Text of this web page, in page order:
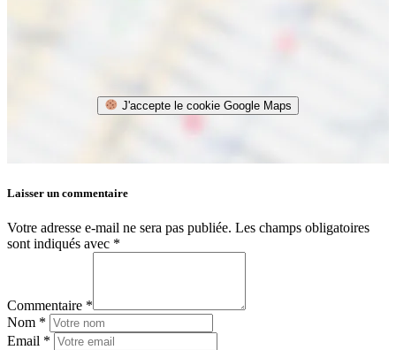
J'accepte le cookie Google Maps
Laisser un commentaire
Votre adresse e-mail ne sera pas publiée. Les champs obligatoires
sont indiqués avec *
Commentaire *
Nom *
Email *